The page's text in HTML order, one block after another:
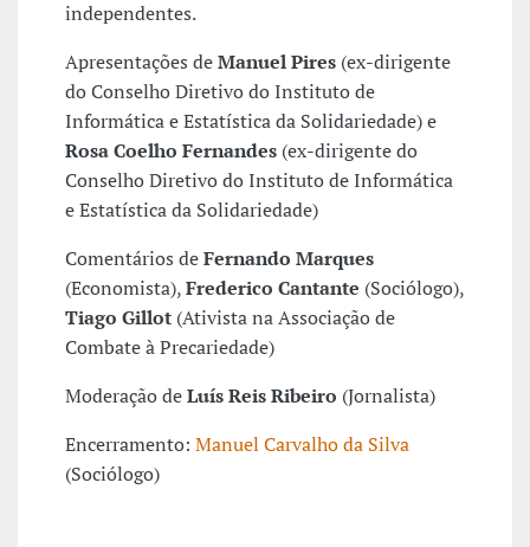
independentes.
Apresentações deManuel Pires (ex-dirigente
do Conselho Diretivo do Instituto de
Informática e Estatística da Solidariedade) e
Rosa Coelho Fernandes (ex-dirigente do
Conselho Diretivo do Instituto de Informática
e Estatística da Solidariedade)
Comentários deFernando Marques
(Economista),Frederico Cantante (Sociólogo),
Tiago Gillot (Ativista na Associação de
Combate à Precariedade)
Moderação deLuís Reis Ribeiro (Jornalista)
Encerramento: Manuel Carvalho da Silva
(Sociólogo)